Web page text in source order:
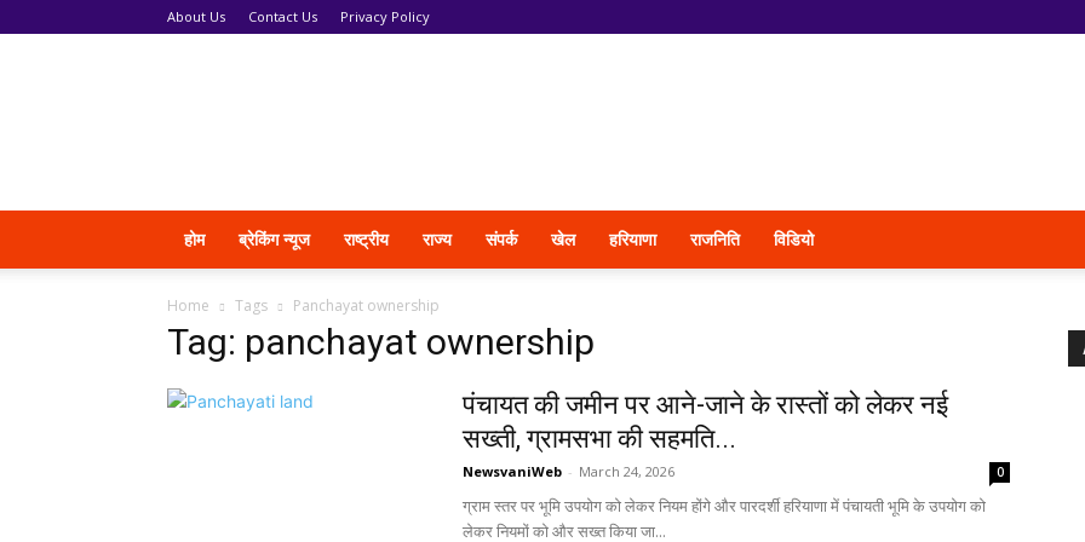
About Us Contact Us Privacy Policy
होम ब्रेकिंग न्यूज राष्ट्रीय राज्य संपर्क खेल हरियाणा राजनिति विडियो
Home Tags Panchayat ownership
Tag: panchayat ownership
पंचायत की जमीन पर आने-जाने के रास्तों को लेकर नई
सख्ती, ग्रामसभा की सहमति...
NewsvaniWeb - March 24, 2026 0
ग्राम स्तर पर भूमि उपयोग को लेकर नियम होंगे और पारदर्शी हरियाणा में पंचायती भूमि के उपयोग को
लेकर नियमों को और सख्त किया जा...